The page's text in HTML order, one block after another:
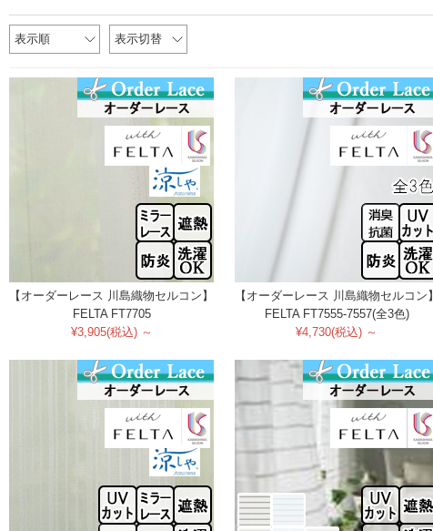
表示順 表示切替
【オーダーレース 川島織物セルコン】
FELTA FT7705
¥3,905(税込) ～
【オーダーレース 川島織物セルコン】
FELTA FT7555-7557(全3色)
¥4,730(税込) ～